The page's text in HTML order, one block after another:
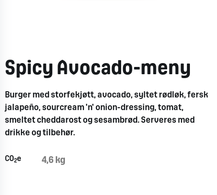
Spicy Avocado-meny
Burger med storfekjøtt, avocado, syltet rødløk, fersk
jalapeño, sourcream 'n' onion-dressing, tomat,
smeltet cheddarost og sesambrød. Serveres med
drikke og tilbehør.
CO2e 4,6 kg